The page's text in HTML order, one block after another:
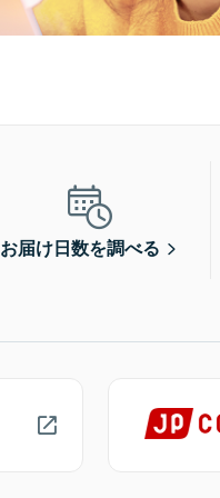
お届け日数を調べる